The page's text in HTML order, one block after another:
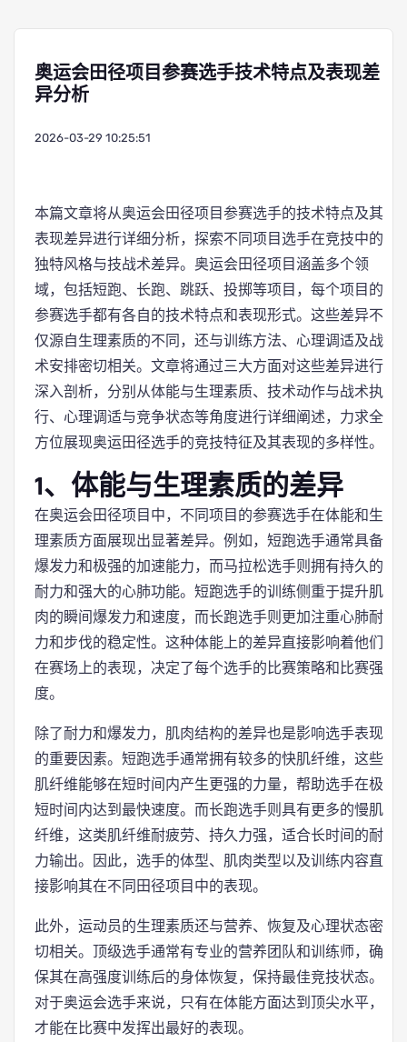
奥运会田径项目参赛选手技术特点及表现差
异分析
2026-03-29 10:25:51
本篇文章将从奥运会田径项目参赛选手的技术特点及其
表现差异进行详细分析，探索不同项目选手在竞技中的
独特风格与技战术差异。奥运会田径项目涵盖多个领
域，包括短跑、长跑、跳跃、投掷等项目，每个项目的
参赛选手都有各自的技术特点和表现形式。这些差异不
仅源自生理素质的不同，还与训练方法、心理调适及战
术安排密切相关。文章将通过三大方面对这些差异进行
深入剖析，分别从体能与生理素质、技术动作与战术执
行、心理调适与竞争状态等角度进行详细阐述，力求全
方位展现奥运田径选手的竞技特征及其表现的多样性。
1、体能与生理素质的差异
在奥运会田径项目中，不同项目的参赛选手在体能和生
理素质方面展现出显著差异。例如，短跑选手通常具备
爆发力和极强的加速能力，而马拉松选手则拥有持久的
耐力和强大的心肺功能。短跑选手的训练侧重于提升肌
肉的瞬间爆发力和速度，而长跑选手则更加注重心肺耐
力和步伐的稳定性。这种体能上的差异直接影响着他们
在赛场上的表现，决定了每个选手的比赛策略和比赛强
度。
除了耐力和爆发力，肌肉结构的差异也是影响选手表现
的重要因素。短跑选手通常拥有较多的快肌纤维，这些
肌纤维能够在短时间内产生更强的力量，帮助选手在极
短时间内达到最快速度。而长跑选手则具有更多的慢肌
纤维，这类肌纤维耐疲劳、持久力强，适合长时间的耐
力输出。因此，选手的体型、肌肉类型以及训练内容直
接影响其在不同田径项目中的表现。
此外，运动员的生理素质还与营养、恢复及心理状态密
切相关。顶级选手通常有专业的营养团队和训练师，确
保其在高强度训练后的身体恢复，保持最佳竞技状态。
对于奥运会选手来说，只有在体能方面达到顶尖水平，
才能在比赛中发挥出最好的表现。